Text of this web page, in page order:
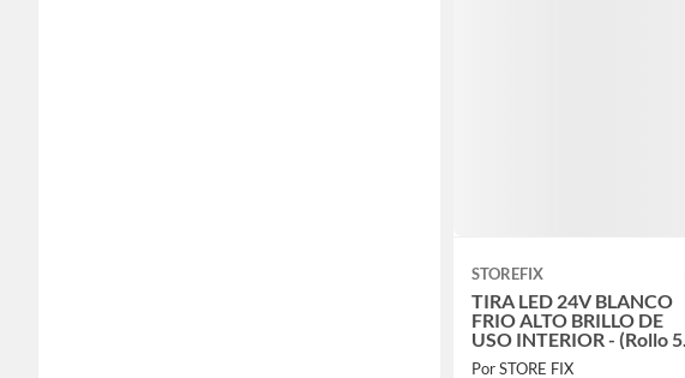
STOREFIX
TIRA LED 24V BLANCO
FRIO ALTO BRILLO DE
USO INTERIOR - (Rollo 5
mts)
Por STORE FIX